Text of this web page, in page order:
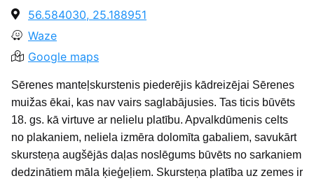
56.584030, 25.188951
Waze
Google maps
Sērenes manteļskurstenis piederējis kādreizējai Sērenes
muižas ēkai, kas nav vairs saglabājusies. Tas ticis būvēts
18. gs. kā virtuve ar nelielu platību. Apvalkdūmenis celts
no plakaniem, neliela izmēra dolomīta gabaliem, savukārt
skursteņa augšējās daļas noslēgums būvēts no sarkaniem
dedzinātiem māla ķieģeļiem. Skursteņa platība uz zemes ir